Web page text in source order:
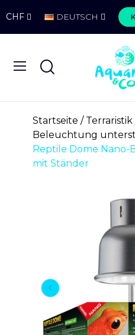
CHF DEUTSCH
Startseite Terraristik
Beleuchtung
Reptile Dome
mit Ständer